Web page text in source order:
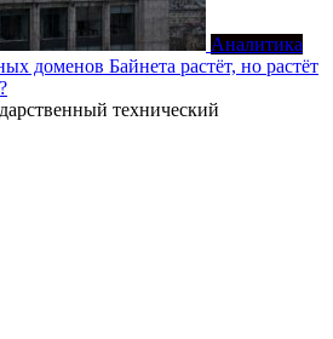
Аналитика
доменов Байнета растёт, но растёт
технический